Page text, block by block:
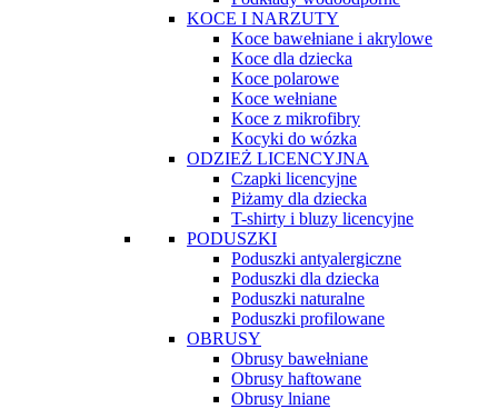
KOCE I NARZUTY
Koce bawełniane i akrylowe
Koce dla dziecka
Koce polarowe
Koce wełniane
Koce z mikrofibry
Kocyki do wózka
ODZIEŻ LICENCYJNA
Czapki licencyjne
Piżamy dla dziecka
T-shirty i bluzy licencyjne
PODUSZKI
Poduszki antyalergiczne
Poduszki dla dziecka
Poduszki naturalne
Poduszki profilowane
OBRUSY
Obrusy bawełniane
Obrusy haftowane
Obrusy lniane